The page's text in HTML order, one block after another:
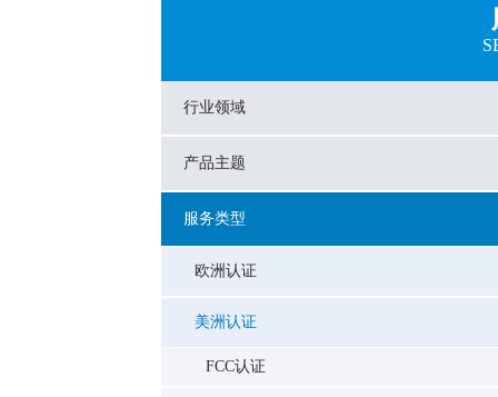
行业领域
产品主题
服务类型
欧洲认证
美洲认证
FCC认证